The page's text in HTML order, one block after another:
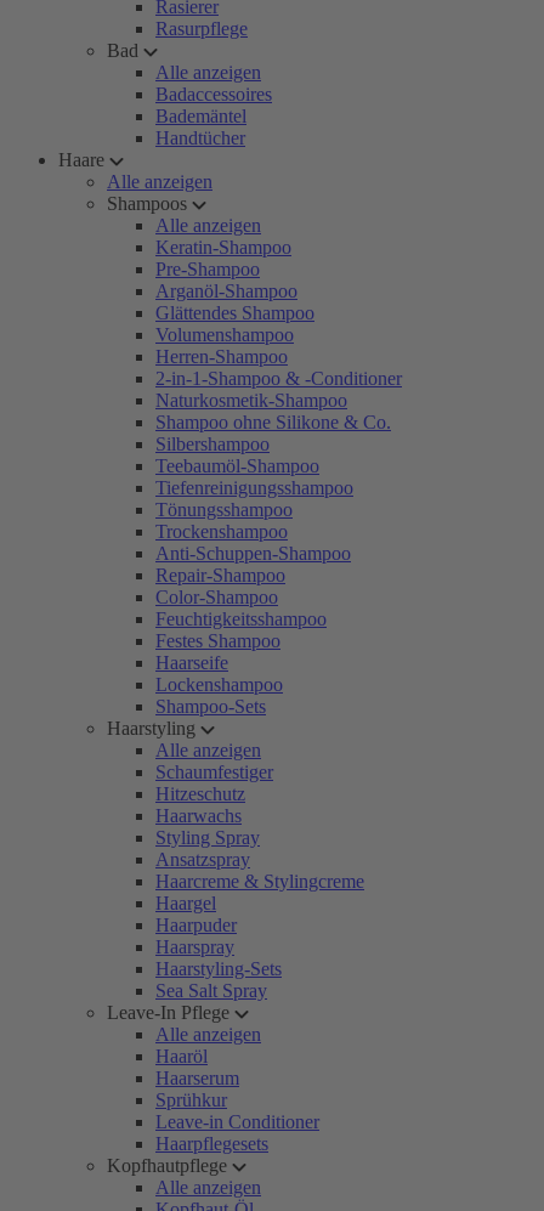
Rasierer
Rasurpflege
Bad
Alle anzeigen
Badaccessoires
Bademäntel
Handtücher
Haare
Alle anzeigen
Shampoos
Alle anzeigen
Keratin-Shampoo
Pre-Shampoo
Arganöl-Shampoo
Glättendes Shampoo
Volumenshampoo
Herren-Shampoo
2-in-1-Shampoo & -Conditioner
Naturkosmetik-Shampoo
Shampoo ohne Silikone & Co.
Silbershampoo
Teebaumöl-Shampoo
Tiefenreinigungsshampoo
Tönungsshampoo
Trockenshampoo
Anti-Schuppen-Shampoo
Repair-Shampoo
Color-Shampoo
Feuchtigkeitsshampoo
Festes Shampoo
Haarseife
Lockenshampoo
Shampoo-Sets
Haarstyling
Alle anzeigen
Schaumfestiger
Hitzeschutz
Haarwachs
Styling Spray
Ansatzspray
Haarcreme & Stylingcreme
Haargel
Haarpuder
Haarspray
Haarstyling-Sets
Sea Salt Spray
Leave-In Pflege
Alle anzeigen
Haaröl
Haarserum
Sprühkur
Leave-in Conditioner
Haarpflegesets
Kopfhautpflege
Alle anzeigen